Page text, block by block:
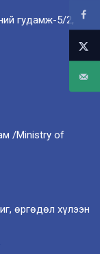
гудамж-5/2,
/Ministry of
өргөдөл хүлээн